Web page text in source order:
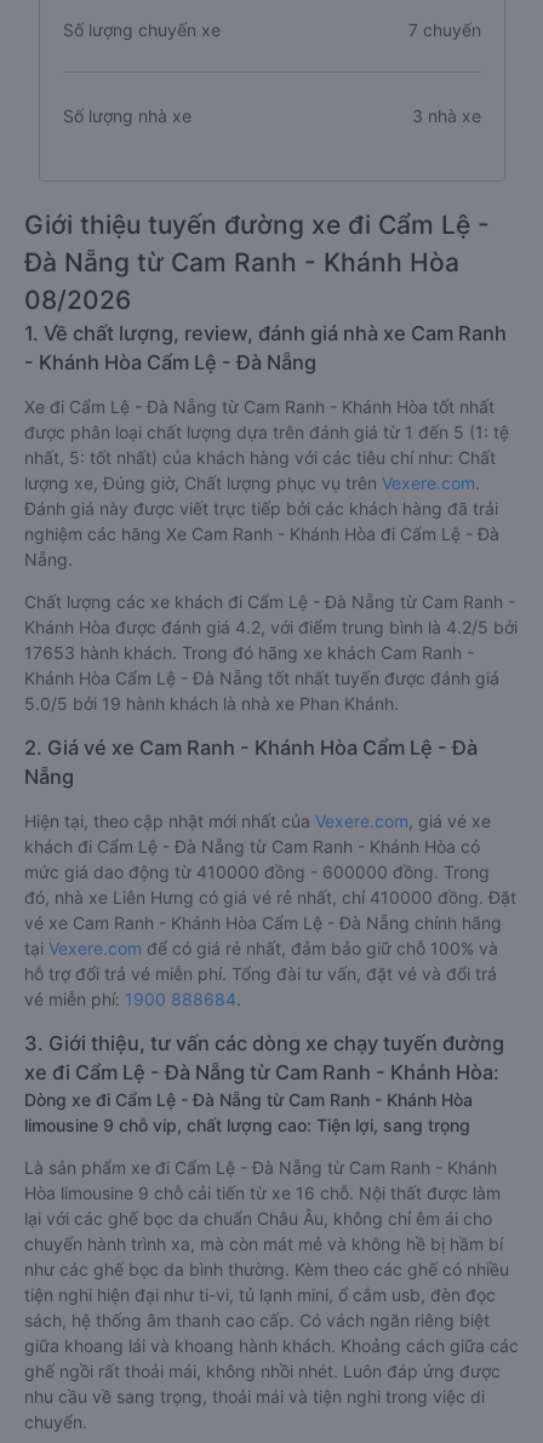
Số lượng chuyến xe 7 chuyến
Số lượng nhà xe 3 nhà xe
Giới thiệu tuyến đường xe đi Cẩm Lệ -
Đà Nẵng từ Cam Ranh - Khánh Hòa
08/2026
1. Về chất lượng, review, đánh giá nhà xe Cam Ranh
- Khánh Hòa Cẩm Lệ - Đà Nẵng
Xe đi Cẩm Lệ - Đà Nẵng từ Cam Ranh - Khánh Hòa tốt nhất
được phân loại chất lượng dựa trên đánh giá từ 1 đến 5 (1: tệ
nhất, 5: tốt nhất) của khách hàng với các tiêu chí như: Chất
lượng xe, Đúng giờ, Chất lượng phục vụ trên Vexere.com.
Đánh giá này được viết trực tiếp bởi các khách hàng đã trải
nghiệm các hãng Xe Cam Ranh - Khánh Hòa đi Cẩm Lệ - Đà
Nẵng.
Chất lượng các xe khách đi Cẩm Lệ - Đà Nẵng từ Cam Ranh -
Khánh Hòa được đánh giá 4.2, với điểm trung bình là 4.2/5 bởi
17653 hành khách. Trong đó hãng xe khách Cam Ranh -
Khánh Hòa Cẩm Lệ - Đà Nẵng tốt nhất tuyến được đánh giá
5.0/5 bởi 19 hành khách là nhà xe Phan Khánh.
2. Giá vé xe Cam Ranh - Khánh Hòa Cẩm Lệ - Đà
Nẵng
Hiện tại, theo cập nhật mới nhất của Vexere.com , giá vé xe
khách đi Cẩm Lệ - Đà Nẵng từ Cam Ranh - Khánh Hòa có
mức giá dao động từ 410000 đồng - 600000 đồng. Trong
đó, nhà xe Liên Hưng có giá vé rẻ nhất, chỉ 410000 đồng. Đặt
vé xe Cam Ranh - Khánh Hòa Cẩm Lệ - Đà Nẵng chính hãng
tại Vexere.com để có giá rẻ nhất, đảm bảo giữ chỗ 100% và
hỗ trợ đổi trả vé miễn phí. Tổng đài tư vấn, đặt vé và đổi trả
vé miễn phí: 1900 888684.
3. Giới thiệu, tư vấn các dòng xe chạy tuyến đường
xe đi Cẩm Lệ - Đà Nẵng từ Cam Ranh - Khánh Hòa:
Dòng xe đi Cẩm Lệ - Đà Nẵng từ Cam Ranh - Khánh Hòa
limousine 9 chỗ vip, chất lượng cao: Tiện lợi, sang trọng
Là sản phẩm xe đi Cẩm Lệ - Đà Nẵng từ Cam Ranh - Khánh
Hòa limousine 9 chỗ cải tiến từ xe 16 chỗ. Nội thất được làm
lại với các ghế bọc da chuẩn Châu Âu, không chỉ êm ái cho
chuyến hành trình xa, mà còn mát mẻ và không hề bị hầm bí
như các ghế bọc da bình thường. Kèm theo các ghế có nhiều
tiện nghi hiện đại như ti-vi, tủ lạnh mini, ổ cắm usb, đèn đọc
sách, hệ thống âm thanh cao cấp. Có vách ngăn riêng biệt
giữa khoang lái và khoang hành khách. Khoảng cách giữa các
ghế ngồi rất thoải mái, không nhồi nhét. Luôn đáp ứng được
nhu cầu về sang trọng, thoải mái và tiện nghi trong việc di
chuyển.